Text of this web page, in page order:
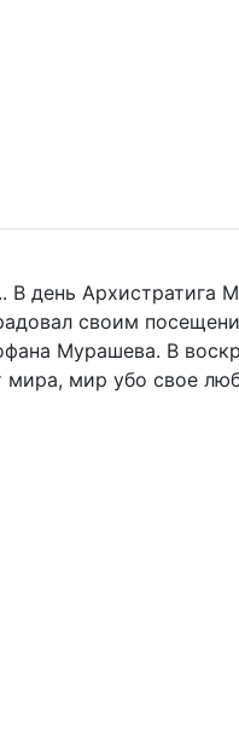
В день Архистратига
своим
Мурашева. В
мира, мир убо свое